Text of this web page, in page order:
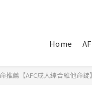
Home
推薦【AFC成人綜合維他命